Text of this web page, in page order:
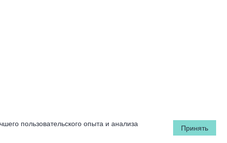
пользовательского опыта и анализа
Принять